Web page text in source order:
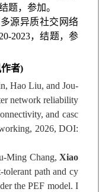
题，参加。
源异质社交网络
2023，结题，参
者)
Hao Liu, and Jou-
network reliability
and casc
2026, DOI:
Ming Chang,Xiao
path and cy
the PEF model. I